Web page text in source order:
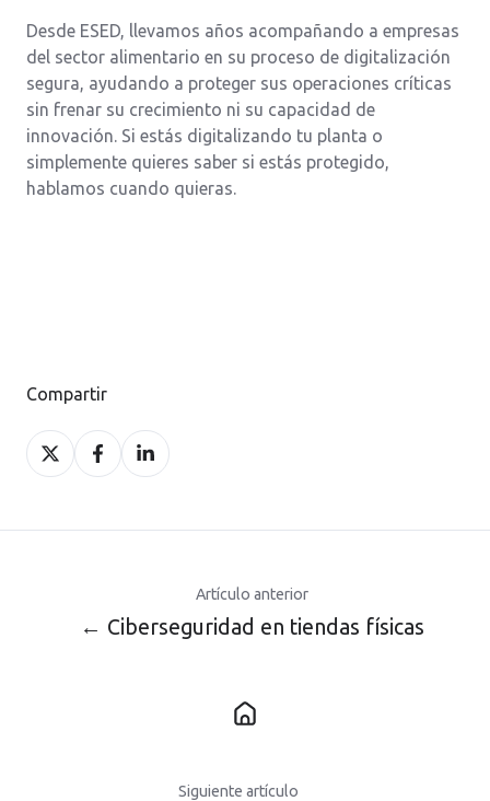
Desde ESED, llevamos años acompañando a empresas
del sector alimentario en su proceso de digitalización
segura, ayudando a proteger sus operaciones críticas
sin frenar su crecimiento ni su capacidad de
innovación. Si estás digitalizando tu planta o
simplemente quieres saber si estás protegido,
hablamos cuando quieras.
Compartir
Compartir
en
Compartir
en
Compartir
en
Artículo anterior
← Ciberseguridad en tiendas físicas
Siguiente artículo